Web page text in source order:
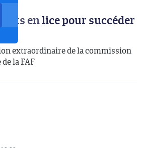
en lice pour succéder
extraordinaire de la commission
la FAF